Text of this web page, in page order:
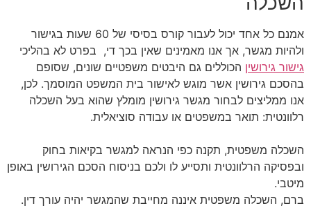
אמנם כל אחד יכול לעבור קורס בסיסי של 60 שעות בגישור
ולהיות מגשר, אך אנו מאמינים שאין בכך די, בפרט לא בהליכי
גישור גירושין הכוללים גם היבטים משפטיים שונים, שסופם
בהסכם גירושין אשר מוגש לאישור בית המשפט המוסמך. לכן,
אנו ממליצים לבחור מגשר גירושין מומלץ שהוא בעל השכלה
רלוונטית: תואר במשפטים או עבודה סוציאלית.
השכלה משפטית, תקנה כפי הנראה למגשר בקיאות בחוק
ובפסיקה הרלוונטית ותסייע לו ולכם בניסוח הסכם הגירושין באופן
מיטבי.
ברם, השכלה משפטית איננה מחייבת שהמגשר יהיה עורך דין.